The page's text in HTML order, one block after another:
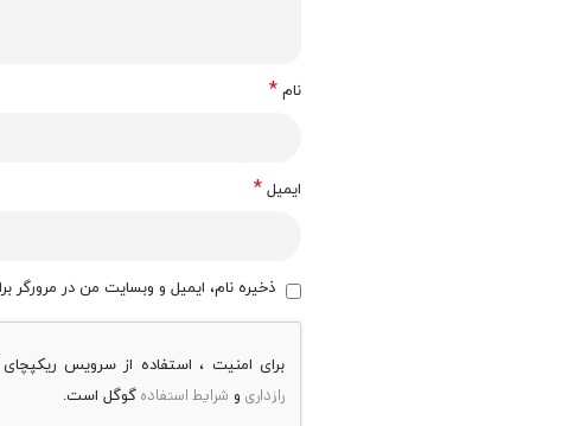
نام *
ایمیل *
ذخیره نام، ایمیل و وبسایت من در مرورگر
برای امنیت ، استفاده از سرویس
رازداری و شرایط استفاده گوگل است.